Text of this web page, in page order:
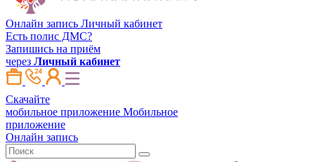
Онлайн запись Личный кабинет
Есть полис ДМС?
Запишись на приём
через Личный кабинет
Скачайте
мобильное приложение Мобильное
приложение
Онлайн запись